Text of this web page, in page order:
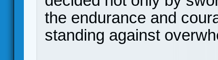
the endurance and
standing against